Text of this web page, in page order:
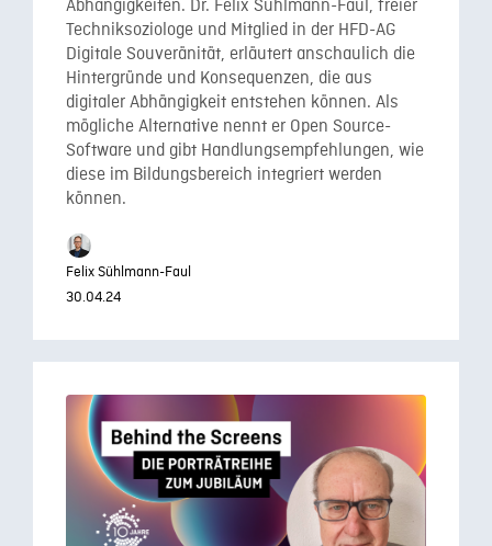
Abhängigkeiten. Dr. Felix Sühlmann-Faul, freier
Techniksoziologe und Mitglied in der HFD-AG
Digitale Souveränität, erläutert anschaulich die
Hintergründe und Konsequenzen, die aus
digitaler Abhängigkeit entstehen können. Als
mögliche Alternative nennt er Open Source-
Software und gibt Handlungsempfehlungen, wie
diese im Bildungsbereich integriert werden
können.
Felix Sühlmann-Faul
30.04.24